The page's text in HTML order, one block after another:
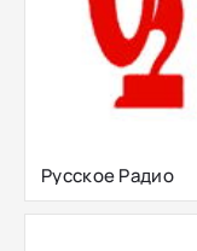
Русское Радио